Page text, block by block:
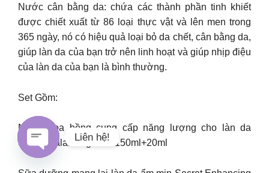
Nước cân bằng da: chứa các thành phần tinh khiết
được chiết xuất từ 86 loại thực vật và lên men trong
365 ngày, nó có hiệu quả loại bỏ da chết, cân bằng da,
giúp làn da của bạn trở nên linh hoạt và giúp nhịp điệu
của làn da của bạn là bình thường.
Set Gồm:
Nước hoa hồng cung cấp năng lượng cho làn da
Secret Balancing tone 150ml+20ml
Liên hệ!